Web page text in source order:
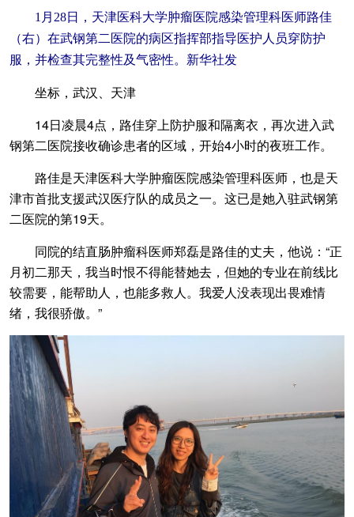
1月28日，天津医科大学肿瘤医院感染管理科医师路佳
（右）在武钢第二医院的病区指挥部指导医护人员穿防护
服，并检查其完整性及气密性。新华社发
坐标，武汉、天津
14日凌晨4点，路佳穿上防护服和隔离衣，再次进入武
钢第二医院接收确诊患者的区域，开始4小时的夜班工作。
路佳是天津医科大学肿瘤医院感染管理科医师，也是天
津市首批支援武汉医疗队的成员之一。这已是她入驻武钢第
二医院的第19天。
同院的结直肠肿瘤科医师郑磊是路佳的丈夫，他说：“正
月初二那天，我当时恨不得能替她去，但她的专业在前线比
较需要，能帮助人，也能多救人。我爱人没表现出畏难情
绪，我很骄傲。”